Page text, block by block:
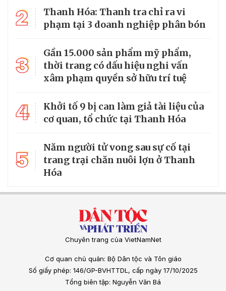
2
Thanh Hóa: Thanh tra chỉ ra vi
phạm tại 3 doanh nghiệp phân bón
3
Gần 15.000 sản phẩm mỹ phẩm,
thời trang có dấu hiệu nghi vấn
xâm phạm quyền sở hữu trí tuệ
4
Khởi tố 9 bị can làm giả tài liệu của
cơ quan, tổ chức tại Thanh Hóa
5
Năm người tử vong sau sự cố tại
trang trại chăn nuôi lợn ở Thanh
Hóa
Chuyên trang của VietNamNet
Cơ quan chủ quản: Bộ Dân tộc và Tôn giáo
Số giấy phép: 146/GP-BVHTTDL, cấp ngày 17/10/2025
Tổng biên tập: Nguyễn Văn Bá